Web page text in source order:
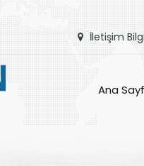
İletişim
Ana